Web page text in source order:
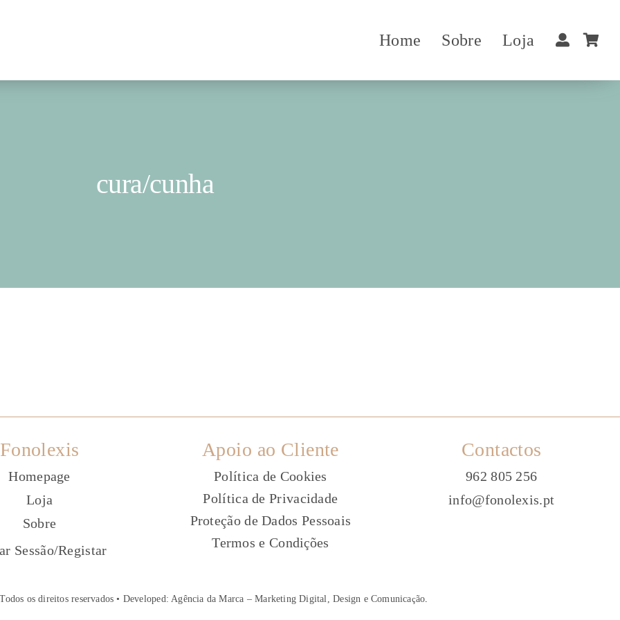
Home Sobre Loja
cura/cunha
Fonolexis
Homepage
Loja
Sobre
Sessão/Registar
Apoio ao Cliente
Política de Cookies
Política de Privacidade
Proteção de Dados Pessoais
Termos e Condições
Contactos
962 805 256
info@fonolexis.pt
os direitos reservados • Developed:Agência da Marca – Marketing Digital, Design e Comunicação.